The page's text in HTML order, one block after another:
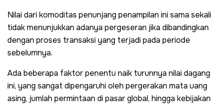
Nilai dari komoditas penunjang penampilan ini sama sekali
tidak menunjukkan adanya pergeseran jika dibandingkan
dengan proses transaksi yang terjadi pada periode
sebelumnya.
Ada beberapa faktor penentu naik turunnya nilai dagang
ini, yang sangat dipengaruhi oleh pergerakan mata uang
asing, jumlah permintaan di pasar global, hingga kebijakan